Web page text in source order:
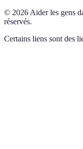
© 2026 Aider les gens
réservés.
Certains liens sont des